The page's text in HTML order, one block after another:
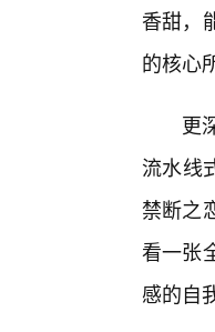
香甜，
的核心
更
流水线
禁断之
看一张
感的自